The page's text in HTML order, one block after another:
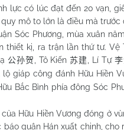
lực có lúc đạt đến 20 vạn,
mô to lớn là điều mà trước
Phương, mùa xuân năm
thiết kị, ra trận lần thứ tư.
公孙贺 , Tô Kiến苏建 , Lí Tự李
lộ giáp công đánh Hữu Hiền
Bắc Bình phía đông Sóc
Hiền Vương đóng ở
báo quân Hán xuất chinh,